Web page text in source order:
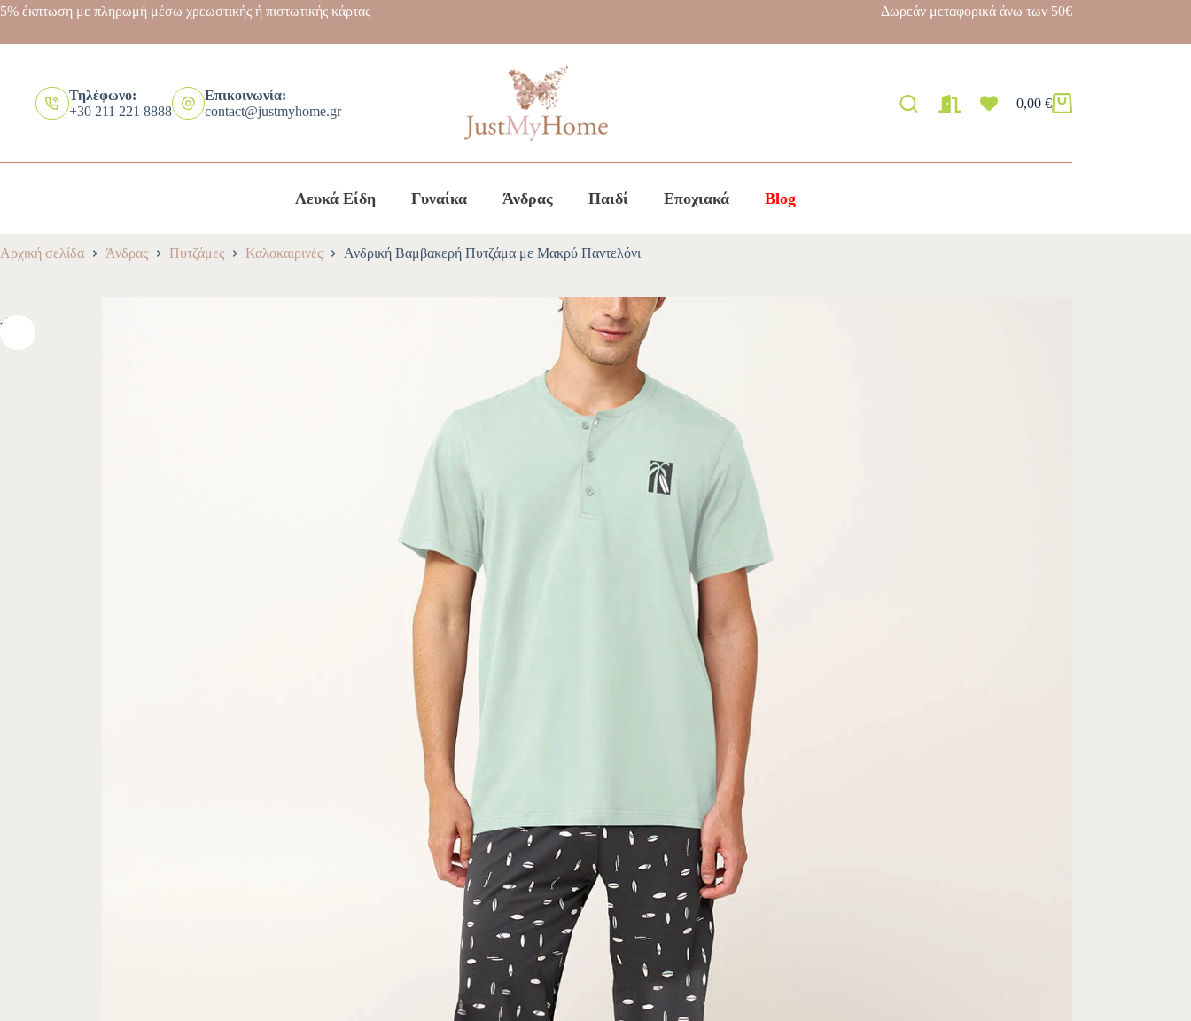
5% έκπτωση με πληρωμή μέσω χρεωστικής ή πιστωτικής κάρτας Δωρεάν μεταφορικά άνω των 50€
Τηλέφωνο:
+30 211 221 8888
Επικοινωνία:
contact@justmyhome.gr
0,00 €
Λευκά Είδη Γυναίκα Άνδρας Παιδί Εποχιακά Blog
Αρχική σελίδα Άνδρας Πυτζάμες Καλοκαιρινές Ανδρική Βαμβακερή Πυτζάμα με Μακρύ Παντελόνι
-10%